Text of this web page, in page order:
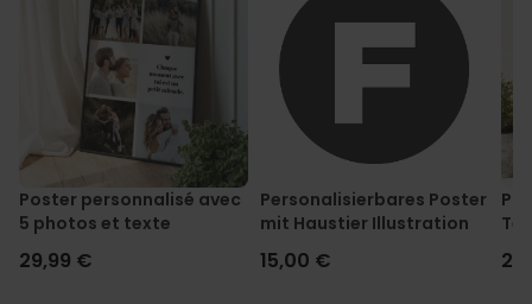
Poster personnalisé avec
5 photos et texte
29,99 €
Personalisierbares Poster
mit Haustier Illustration
15,00 €